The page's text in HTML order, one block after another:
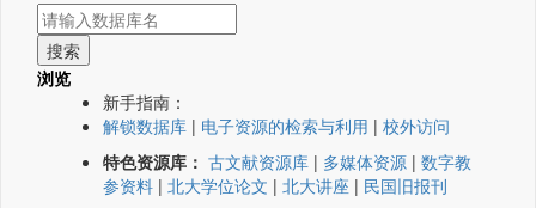
浏览
新手指南：
解锁数据库 | 电子资源的检索与利用 | 校外访问
特色资源库： 古文献资源库 | 多媒体资源 | 数字教
参资料 | 北大学位论文 | 北大讲座 | 民国旧报刊